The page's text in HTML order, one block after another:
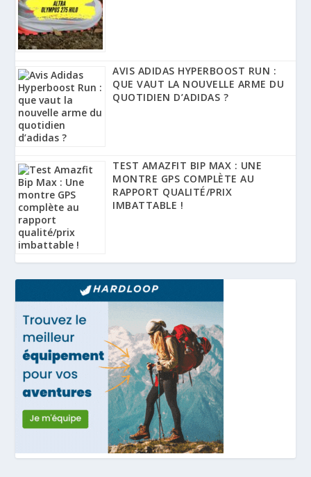
AVIS ADIDAS HYPERBOOST RUN :
QUE VAUT LA NOUVELLE ARME DU
QUOTIDIEN D’ADIDAS ?
TEST AMAZFIT BIP MAX : UNE
MONTRE GPS COMPLÈTE AU
RAPPORT QUALITÉ/PRIX
IMBATTABLE !